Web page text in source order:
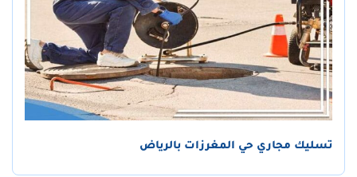
تسليك مجاري حي المغرزات بالرياض